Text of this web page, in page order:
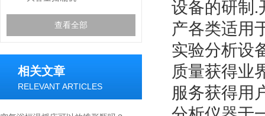
查看全部
相关文章
RELEVANT ARTICLES
设备的研制.
产各类适用
实验分析设
质量获得业
服务获得用